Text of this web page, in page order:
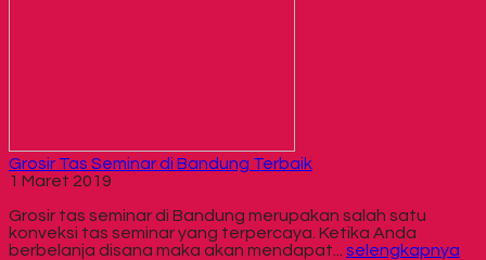
Grosir Tas Seminar di Bandung Terbaik
1 Maret 2019
Grosir tas seminar di Bandung merupakan salah satu
konveksi tas seminar yang terpercaya. Ketika Anda
berbelanja disana maka akan mendapat... selengkapnya